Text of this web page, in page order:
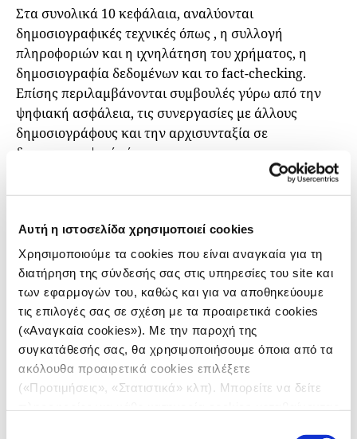
Αυτή η ιστοσελίδα χρησιμοποιεί cookies
Χρησιμοποιούμε τα cookies που είναι αναγκαία για τη
διατήρηση της σύνδεσής σας στις υπηρεσίες του site και
των εφαρμογών του, καθώς και για να αποθηκεύουμε
τις επιλογές σας σε σχέση με τα προαιρετικά cookies
(«Αναγκαία cookies»). Με την παροχή της
συγκατάθεσής σας, θα χρησιμοποιήσουμε όποια από τα
ακόλουθα προαιρετικά cookies επιλέξετε
(«Προτιμήσεις», «Στατιστικά» κλπ). Μπορείτε να δείτε
Στα συνολικά 10 κεφάλαια, αναλύονται
δημοσιογραφικές τεχνικές όπως , η συλλογή
πληροφοριών και η ιχνηλάτηση του χρήματος, η
δημοσιογραφία δεδομένων και το fact-checking.
Επίσης περιλαμβάνονται συμβουλές γύρω από την
ψηφιακή ασφάλεια, τις συνεργασίες με άλλους
δημοσιογράφους και την αρχισυνταξία σε
δημοσιογραφικές έρευνες.
Συγκεκριμένα, τα κεφάλαια του οδηγού είναι:
Πηγών και Συλλογή Πληροφοριών: Άτομα, Δημόσια
Αρχεία, Ελευθερία Πληροφόρησης,
Τεχνικές
Συνέντευξης για Αρχάριους,
Έρευνα σε Βάθος στο
Διαδίκτυο – Αξιοποίηση Τεχνικών Έρευνας και
Επαλήθευσης Ανοικτής Πηγής, Ακολουθώντας το
Χρήμα, Εισαγωγή στη Δημοσιογραφία Δεδομένων,
Έλεγχος Γεγονότων,Ψηφιακή Ασφάλεια,
Συνεργασίες,Η Αρχισυνταξία της Δημοσιογραφικής
Έρευνας.